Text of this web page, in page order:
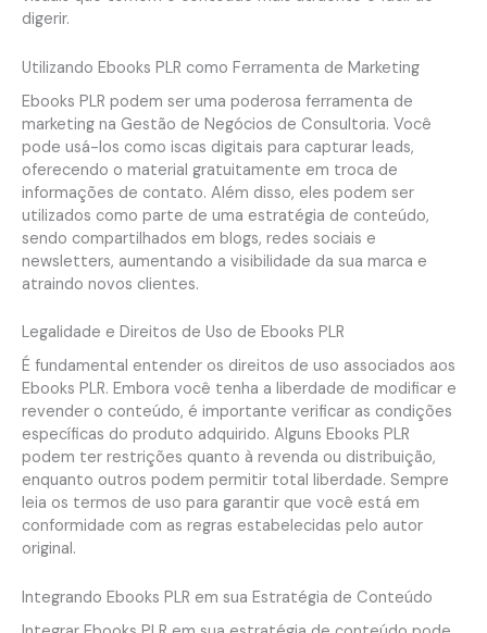
digerir.
Utilizando Ebooks PLR como Ferramenta de Marketing
Ebooks PLR podem ser uma poderosa ferramenta de
marketing na Gestão de Negócios de Consultoria. Você
pode usá-los como iscas digitais para capturar leads,
oferecendo o material gratuitamente em troca de
informações de contato. Além disso, eles podem ser
utilizados como parte de uma estratégia de conteúdo,
sendo compartilhados em blogs, redes sociais e
newsletters, aumentando a visibilidade da sua marca e
atraindo novos clientes.
Legalidade e Direitos de Uso de Ebooks PLR
É fundamental entender os direitos de uso associados aos
Ebooks PLR. Embora você tenha a liberdade de modificar e
revender o conteúdo, é importante verificar as condições
específicas do produto adquirido. Alguns Ebooks PLR
podem ter restrições quanto à revenda ou distribuição,
enquanto outros podem permitir total liberdade. Sempre
leia os termos de uso para garantir que você está em
conformidade com as regras estabelecidas pelo autor
original.
Integrando Ebooks PLR em sua Estratégia de Conteúdo